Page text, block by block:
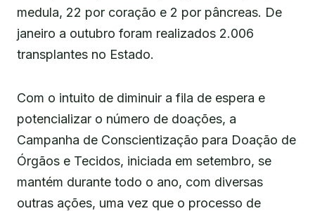
medula, 22 por coração e 2 por pâncreas. De
janeiro a outubro foram realizados 2.006
transplantes no Estado.
Com o intuito de diminuir a fila de espera e
potencializar o número de doações, a
Campanha de Conscientização para Doação de
Órgãos e Tecidos, iniciada em setembro, se
mantém durante todo o ano, com diversas
outras ações, uma vez que o processo de